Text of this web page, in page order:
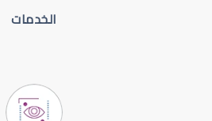
الخدمات